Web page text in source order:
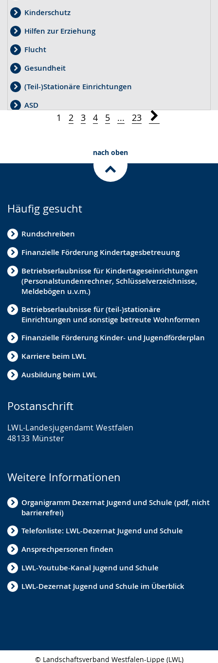
Kinderschutz
Hilfen zur Erziehung
Flucht
Gesundheit
(Teil-)Stationäre Einrichtungen
ASD
Wirtschaftliche Jugendhilfe und Kostenerstattung
Kindertagespflege
Hilfeplanung
Partizipation
Vormundschaften / Pflegschaften
Adoption
Ganztagsbildung
Frühe Hilfen
Jugendsozialarbeit
Jugendhilfeplanung
Betriebserlaubnis
Jugendhilfeausschuss
Jugendförderung
Eingliederungshilfe
Kommunale Bildungslandschaften
Beistandschaften
Kinder- und Jugendförderplan NRW
Schulsozialarbeit
1 2 3 4 5 ... 23
nach oben
Häufig gesucht
Rundschreiben
Finanzielle Förderung Kindertagesbetreuung
Betriebserlaubnisse für Kindertageseinrichtungen
(Personalstundenrechner, Schlüsselverzeichnisse,
Meldebögen u.v.m.)
Betriebserlaubnisse für (teil-)stationäre
Einrichtungen und sonstige betreute Wohnformen
Finanzielle Förderung Kinder- und Jugendförderplan
Karriere beim LWL
Ausbildung beim LWL
Postanschrift
LWL-Landesjugendamt Westfalen
48133 Münster
Weitere Informationen
Organigramm Dezernat Jugend und Schule (pdf, nicht
barrierefrei)
Telefonliste: LWL-Dezernat Jugend und Schule
Ansprechpersonen finden
LWL-Youtube-Kanal Jugend und Schule
LWL-Dezernat Jugend und Schule im Überblick
© Landschaftsverband Westfalen-Lippe (LWL)